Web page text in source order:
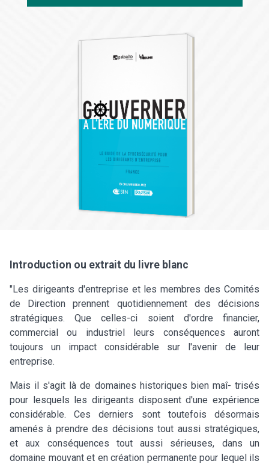
Introduction ou extrait du livre blanc
"Les dirigeants d'entreprise et les membres des Comités
de Direction prennent quotidiennement des décisions
stratégiques. Que celles-ci soient d'ordre financier,
commercial ou industriel leurs conséquences auront
toujours un impact considérable sur l'avenir de leur
entreprise.
Mais il s'agit là de domaines historiques bien maî- trisés
pour lesquels les dirigeants disposent d'une expérience
considérable. Ces derniers sont toutefois désormais
amenés à prendre des décisions tout aussi stratégiques,
et aux conséquences tout aussi sérieuses, dans un
domaine mouvant et en création permanente pour lequel ils